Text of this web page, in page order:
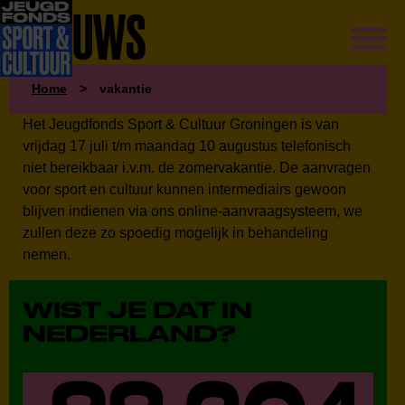
NIEUWS
Home > vakantie
Het Jeugdfonds Sport & Cultuur Groningen is van
vrijdag 17 juli t/m maandag 10 augustus telefonisch
niet bereikbaar i.v.m. de zomervakantie. De aanvragen
voor sport en cultuur kunnen intermediairs gewoon
blijven indienen via ons online-aanvraagsysteem, we
zullen deze zo spoedig mogelijk in behandeling
nemen.
WIST JE DAT IN
NEDERLAND?